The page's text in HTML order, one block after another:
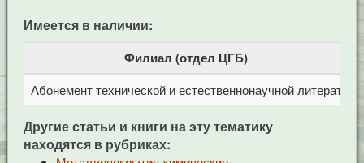
Имеется в наличии:
Филиал (отдел ЦГБ)
Абонемент технической и естественнонаучной литерат
Другие статьи и книги на эту тематику
находятся в рубриках: